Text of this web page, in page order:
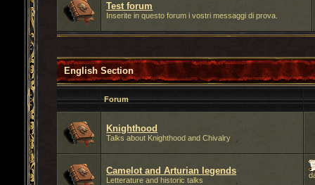
Test forum
Inserite in questo forum i vostri messaggi di prova.
English Section
Forum
Knighthood
Talks about Knighthood and Chivalry
Camelot and Arturian legends
Letterature and historic talks